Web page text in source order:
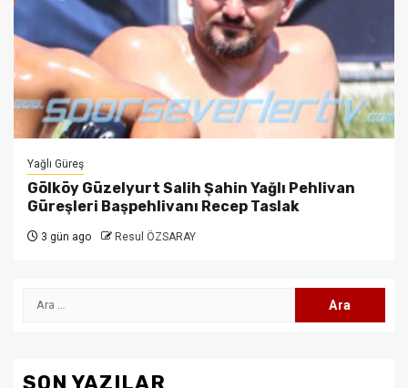
Yağlı Güreş
Gölköy Güzelyurt Salih Şahin Yağlı Pehlivan
Güreşleri Başpehlivanı Recep Taslak
3 gün ago Resul ÖZSARAY
Arama:
SON YAZILAR